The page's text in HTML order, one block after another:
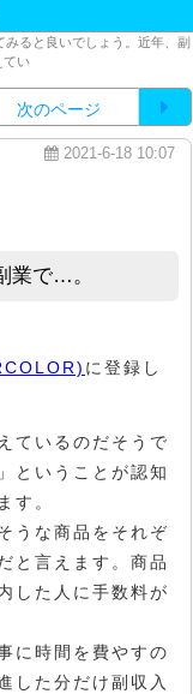
ると良いでしょう。近年、副
てい
次のページ
2021-6-18 10:07
業で…。
来てネットを自在に使
に登録し
ているのだそうで
ということが認知
す。
うな商品をそれぞ
と言えます。商品
した人に手数料が
に時間を費やすの
した分だけ副収入